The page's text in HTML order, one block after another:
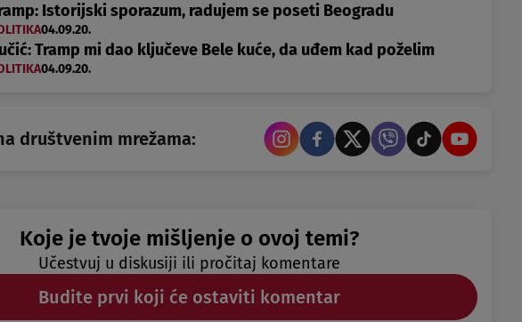
Istorijski sporazum, radujem se poseti Beogradu
04.09.20.
Tramp mi dao ključeve Bele kuće, da uđem kad poželim
04.09.20.
društvenim mrežama:
Koje je tvoje mišljenje o ovoj temi?
Učestvuj u diskusiji ili pročitaj komentare
Budite prvi koji će ostaviti komentar